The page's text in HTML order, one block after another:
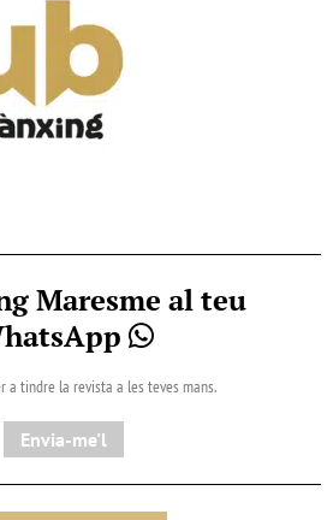
Maresme al teu
a tindre la revista a les teves mans.
Envia-me'l